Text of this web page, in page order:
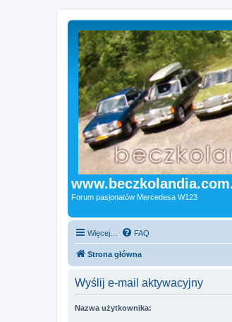
Forum pasjonatów Mercedesa W123
Więcej… FAQ
Strona główna
Wyślij e-mail aktywacyjny
Nazwa użytkownika: